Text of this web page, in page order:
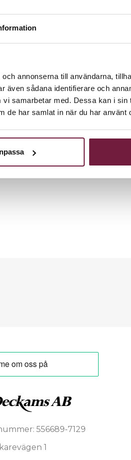
annonserna till användarna,
sådana identifierare och
samarbetar med. Dessa kan i sin
de har samlat in när du har använt
och 15 andra utrymmen
styrbara hjul och tack vare
556689-7129
1